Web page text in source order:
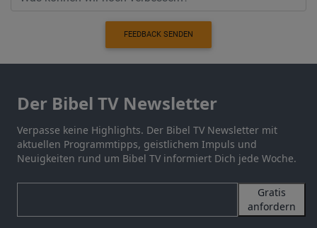
FEEDBACK SENDEN
Der Bibel TV Newsletter
Verpasse keine Highlights. Der Bibel TV Newsletter mit
aktuellen Programmtipps, geistlichem Impuls und
Neuigkeiten rund um Bibel TV informiert Dich jede Woche.
Gratis
anfordern